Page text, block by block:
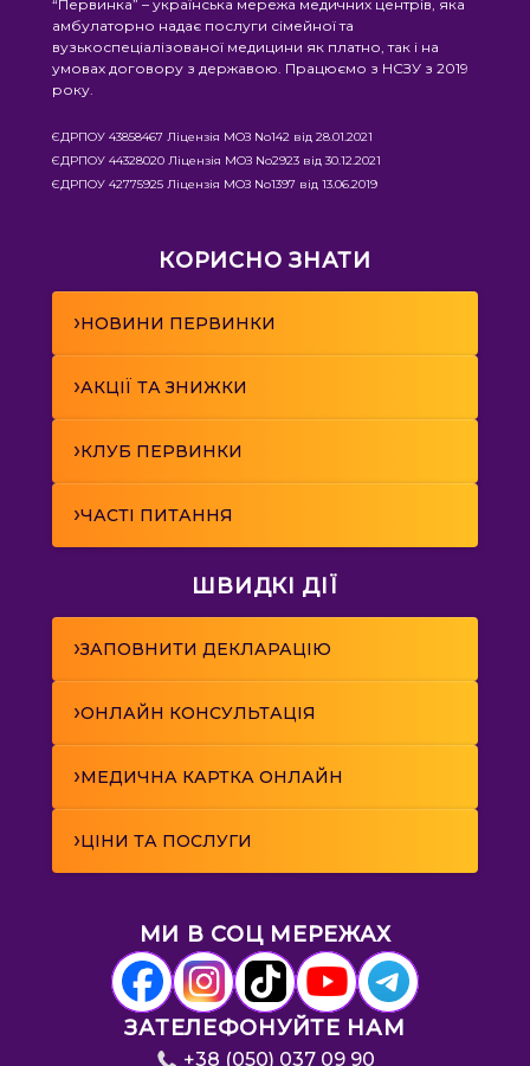
“Первинка” – українська мережа медичних центрів, яка
амбулаторно надає послуги сімейної та
вузькоспеціалізованої медицини як платно, так і на
умовах договору з державою. Працюємо з НСЗУ з 2019
року.
ЄДРПОУ 43858467 Ліцензія МОЗ No142 від 28.01.2021
ЄДРПОУ 44328020 Ліцензія МОЗ No2923 від 30.12.2021
ЄДРПОУ 42775925 Ліцензія МОЗ No1397 від 13.06.2019
КОРИСНО ЗНАТИ
›НОВИНИ ПЕРВИНКИ
›АКЦІЇ ТА ЗНИЖКИ
›КЛУБ ПЕРВИНКИ
›ЧАСТІ ПИТАННЯ
ШВИДКІ ДІЇ
›ЗАПОВНИТИ ДЕКЛАРАЦІЮ
›ОНЛАЙН КОНСУЛЬТАЦІЯ
›МЕДИЧНА КАРТКА ОНЛАЙН
›ЦІНИ ТА ПОСЛУГИ
МИ В СОЦ МЕРЕЖАХ
ЗАТЕЛЕФОНУЙТЕ НАМ
+38 (050) 037 09 90